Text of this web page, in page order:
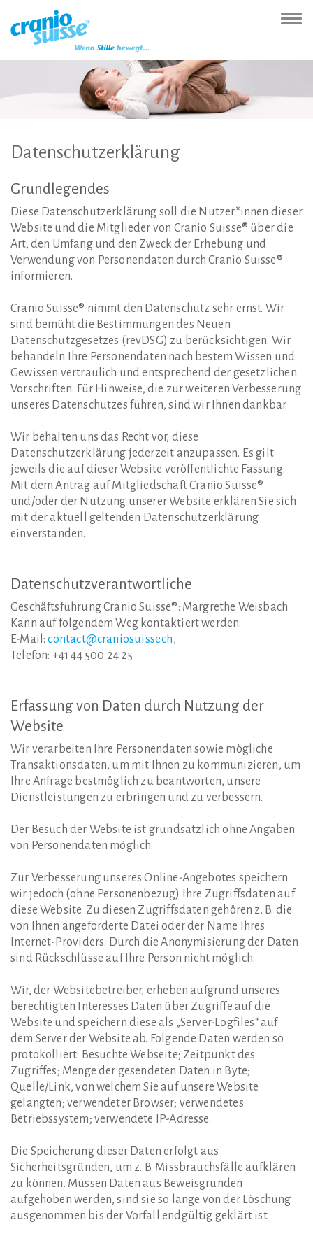
(Accesskey
Hauptnavigation
(Accesskey
Inhalt
(Accesskey
Sprachumschaltung
(Accesskey
Datenschutzerklärung
Grundlegendes
Diese Datenschutzerklärung soll die Nutzer*innen dieser
Website und die Mitglieder von Cranio Suisse® über die
Art, den Umfang und den Zweck der Erhebung und
Verwendung von Personendaten durch Cranio Suisse®
informieren.
Cranio Suisse® nimmt den Datenschutz sehr ernst. Wir
sind bemüht die Bestimmungen des Neuen
Datenschutzgesetzes (revDSG) zu berücksichtigen. Wir
behandeln Ihre Personendaten nach bestem Wissen und
Gewissen vertraulich und entsprechend der gesetzlichen
Vorschriften. Für Hinweise, die zur weiteren Verbesserung
unseres Datenschutzes führen, sind wir Ihnen dankbar.
Wir behalten uns das Recht vor, diese
Datenschutzerklärung jederzeit anzupassen. Es gilt
jeweils die auf dieser Website veröffentlichte Fassung.
Mit dem Antrag auf Mitgliedschaft Cranio Suisse®
und/oder der Nutzung unserer Website erklären Sie sich
mit der aktuell geltenden Datenschutzerklärung
einverstanden.
Datenschutzverantwortliche
Geschäftsführung Cranio Suisse®: Margrethe Weisbach
Kann auf folgendem Weg kontaktiert werden:
E-Mail:contact@craniosuisse.ch,
Telefon: +41 44 500 24 25
Erfassung von Daten durch Nutzung der
Website
Wir verarbeiten Ihre Personendaten sowie mögliche
Transaktionsdaten, um mit Ihnen zu kommunizieren, um
Ihre Anfrage bestmöglich zu beantworten, unsere
Dienstleistungen zu erbringen und zu verbessern.
Der Besuch der Website ist grundsätzlich ohne Angaben
von Personendaten möglich.
Zur Verbesserung unseres Online-Angebotes speichern
wir jedoch (ohne Personenbezug) Ihre Zugriffsdaten auf
diese Website. Zu diesen Zugriffsdaten gehören z. B. die
von Ihnen angeforderte Datei oder der Name Ihres
Internet-Providers. Durch die Anonymisierung der Daten
sind Rückschlüsse auf Ihre Person nicht möglich.
Wir, der Websitebetreiber, erheben aufgrund unseres
berechtigten Interesses Daten über Zugriffe auf die
Website und speichern diese als „Server-Logfiles“ auf
dem Server der Website ab. Folgende Daten werden so
protokolliert: Besuchte Webseite; Zeitpunkt des
Zugriffes; Menge der gesendeten Daten in Byte;
Quelle/Link, von welchem Sie auf unsere Website
gelangten; verwendeter Browser; verwendetes
Betriebssystem; verwendete IP-Adresse.
Die Speicherung dieser Daten erfolgt aus
Sicherheitsgründen, um z. B. Missbrauchsfälle aufklären
zu können. Müssen Daten aus Beweisgründen
aufgehoben werden, sind sie so lange von der Löschung
ausgenommen bis der Vorfall endgültig geklärt ist.